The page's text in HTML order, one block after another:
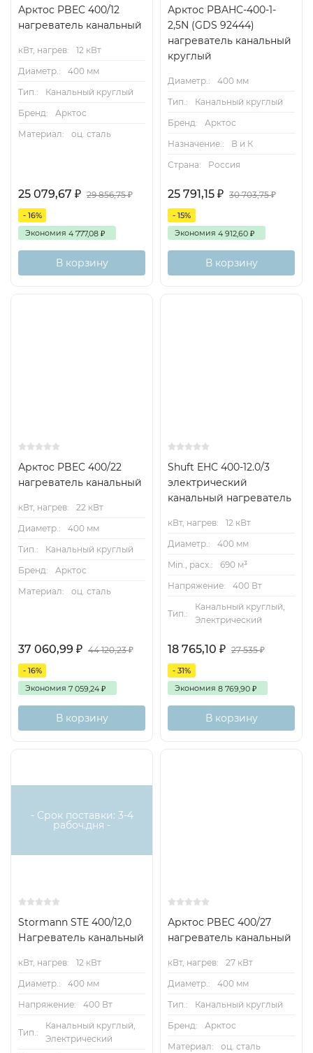
Регулирование мощности
Для управления мощностью нагрева рекомендуется
использовать тиристорные регуляторы Pulser или TTC.
Канальные нагреватели PBEC снабжены двумя
термостатами защиты от перегрева: один с
автоматическим перезапуском (температура
срабатывания 120°С). Канальные нагреватели
рассчитаны на минимальную скорость воздушного
потока 1,5 м/с и максимальную рабочую температуру
выходящего воздуха 40°С.
Арктос PBEC 400/12
нагреватель канальный
кВт, нагрев:
12 кВт
Диаметр.:
400 мм
Тип.:
Канальный круглый
Бренд:
Арктос
Материал:
оц. сталь
25 079,67 ₽ 29 856,75₽
- 16%
Экономия 4 777,08 ₽
В корзину
Арктос PBAHC-400-1-
2,5N (GDS 92444)
нагреватель канальный
круглый
Диаметр.:
400 мм
Тип.:
Канальный круглый
Бренд:
Арктос
Назначение.:
В и К
Страна:
Россия
25 791,15 ₽ 30 703,75₽
- 15%
Экономия 4 912,60 ₽
В корзину
Арктос PBEC 400/22
нагреватель канальный
кВт, нагрев:
22 кВт
Диаметр.:
400 мм
Тип.:
Канальный круглый
Бренд:
Арктос
Материал:
оц. сталь
37 060,99 ₽ 44 120,23₽
- 16%
Экономия 7 059,24 ₽
В корзину
Shuft EHC 400-12.0/3
электрический
канальный нагреватель
кВт, нагрев:
12 кВт
Диаметр.:
400 мм
Min., расх.:
690 м³
Напряжение:
400 Вт
Тип.:
Канальный круглый,
Электрический
18 765,10 ₽ 27 535₽
- 31%
Экономия 8 769,90 ₽
В корзину
аналог
- Срок поставки: 3-4
рабоч.дня -
Stormann STE 400/12,0
Нагреватель канальный
кВт, нагрев:
12 кВт
Диаметр.:
400 мм
Напряжение:
400 Вт
Тип.:
Канальный круглый,
Электрический
Арктос PBEC 400/27
нагреватель канальный
кВт, нагрев:
27 кВт
Диаметр.:
400 мм
Тип.:
Канальный круглый
Бренд:
Арктос
Материал:
оц. сталь